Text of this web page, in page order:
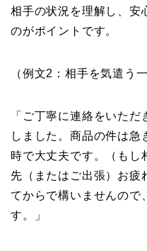
相手の状況を理解し、安
のがポイントです。
（例文2：相手を気遣う
「ご丁寧に連絡をいた
しました。商品の件は急
時で大丈夫です。（もし
先（またはご出張）お疲
てからで構いませんので
す。」